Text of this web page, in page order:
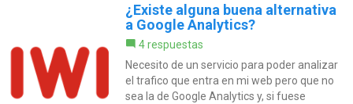
¿Existe alguna buena alternativa
a Google Analytics?
4 respuestas
Necesito de un servicio para poder analizar
el trafico que entra en mi web pero que no
sea la de Google Analytics y, si fuese